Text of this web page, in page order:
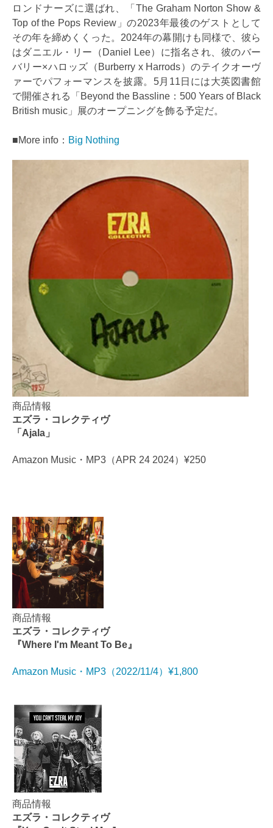
ロンドナーズに選ばれ、「The Graham Norton Show &
Top of the Pops Review」の2023年最後のゲストとして
その年を締めくくった。2024年の幕開けも同様で、彼ら
はダニエル・リー（Daniel Lee）に指名され、彼のバー
バリー×ハロッズ（Burberry x Harrods）のテイクオーヴ
ァーでパフォーマンスを披露。5月11日には大英図書館
で開催される「Beyond the Bassline：500 Years of Black
British music」展のオープニングを飾る予定だ。
■More info： Big Nothing
商品情報
エズラ・コレクティヴ
「Ajala」
Amazon Music・MP3（APR 24 2024）¥250
商品情報
エズラ・コレクティヴ
『Where I'm Meant To Be』
Amazon Music・MP3（2022/11/4）¥1,800
商品情報
エズラ・コレクティヴ